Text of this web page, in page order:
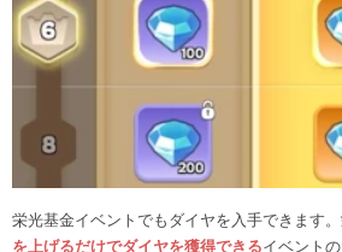
栄光基金イベントでもダイヤを入手できます。
を上げるだけでダイヤを獲得できるイベント